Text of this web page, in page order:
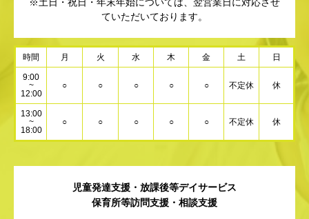
ていただいております。
時間 月 火 水 木 金 土 日
9:00
~
12:00
○ ○ ○ ○ ○ 不定休 休
13:00
~
18:00
○ ○ ○ ○ ○ 不定休 休
児童発達支援・放課後等デイサービス
保育所等訪問支援・相談支援